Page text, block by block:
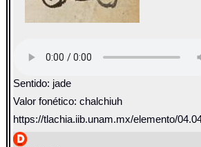
Sentido: jade
Valor fonético: chalchiuh
https://tlachia.iib.unam.mx/elemento/